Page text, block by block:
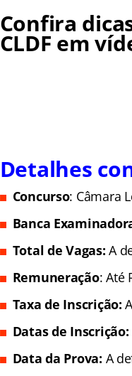
Confira
CLDF em
Detalhes
Concurso: Câmara
Banca
Total de Vagas: A
Remuneração: Até
Taxa de Inscrição:
Datas de Inscrição:
Data da Prova: A